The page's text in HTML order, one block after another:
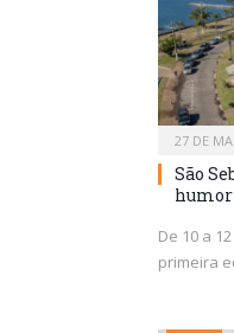
27 DE
São
De 10 a
primeira